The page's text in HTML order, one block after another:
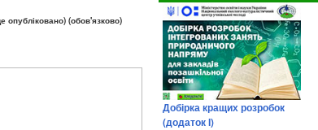
опубліковано) (обов'язково)
Добірка кращих розробок
(додаток І)